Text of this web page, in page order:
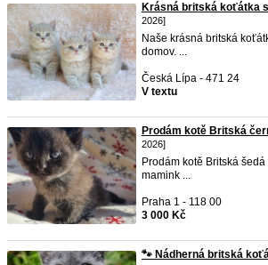
Krásná britská koťátka s
2026]
Naše krásná britská
domov. ...
Česká Lípa - 471 24
V textu
Prodám kotě Britská
2026]
Prodám kotě Britská
mamink ...
Praha 1 - 118 00
3 000 Kč
​🐾 Nádherná britská